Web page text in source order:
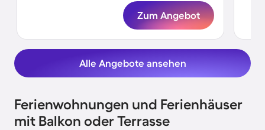
Zum Angebot
Alle Angebote ansehen
Ferienwohnungen und Ferienhäuser
mit Balkon oder Terrasse